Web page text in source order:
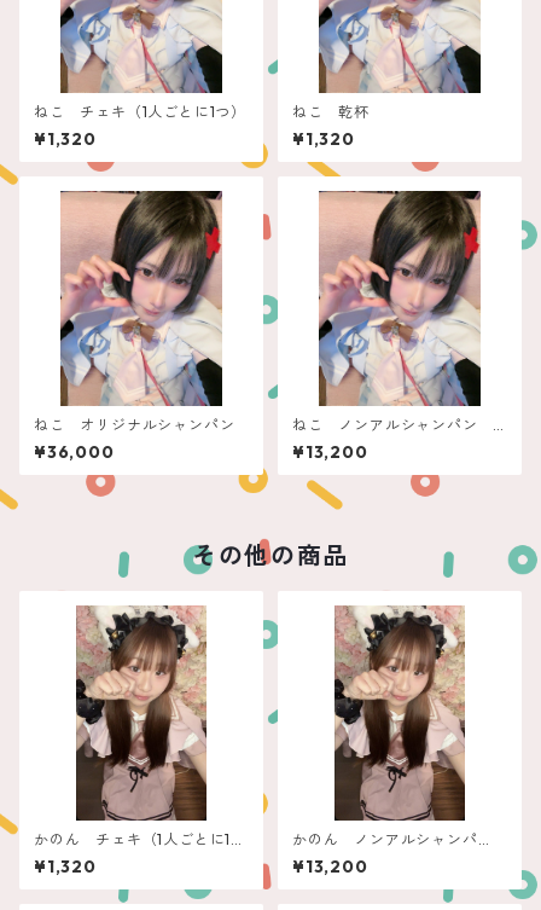
ねこ チェキ（1人ごとに1つ）
¥1,320
ねこ 乾杯
¥1,320
ねこ オリジナルシャンパン
¥36,000
ねこ ノンアルシャンパン
ぽん！できるフィリコ
¥13,200
その他の商品
かのん チェキ（1人ごとに1つ
9
¥1,320
かのん ノンアルシャンパ
ン ぽん！できるフィリコ
¥13,200